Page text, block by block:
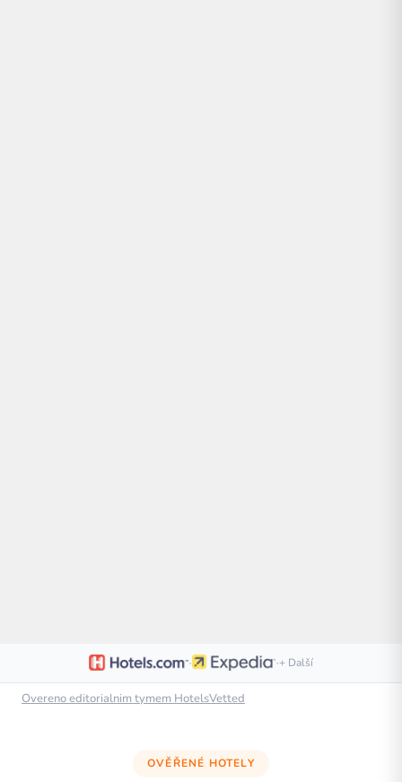
· ·+ Další
Overeno editorialnim tymem HotelsVetted
OVĚŘENÉ HOTELY